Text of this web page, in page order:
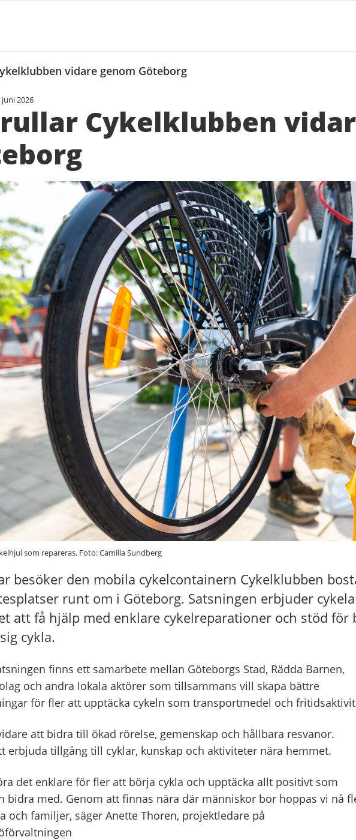
vidare genom Göteborg
juni 2026
Cykelklubben
som repareras. Foto: Camilla Sundberg
besöker den mobila cykelcontainern Cykelklubben
runt om i Göteborg. Satsningen erbjuder
att få hjälp med enklare cykelreparationer och stöd för
cykla.
finns ett samarbete mellan Göteborgs Stad, Rädda Barnen,
och andra lokala aktörer som tillsammans vill skapa bättre
för fler att upptäcka cykeln som transportmedel och
att bidra till ökad rörelse, gemenskap och hållbara resvanor.
erbjuda tillgång till cyklar, kunskap och aktiviteter nära hemmet.
det enklare för fler att börja cykla och upptäcka allt positivt som
bidra med. Genom att finnas nära där människor bor hoppas vi nå
och familjer, säger Anette Thoren, projektledare på